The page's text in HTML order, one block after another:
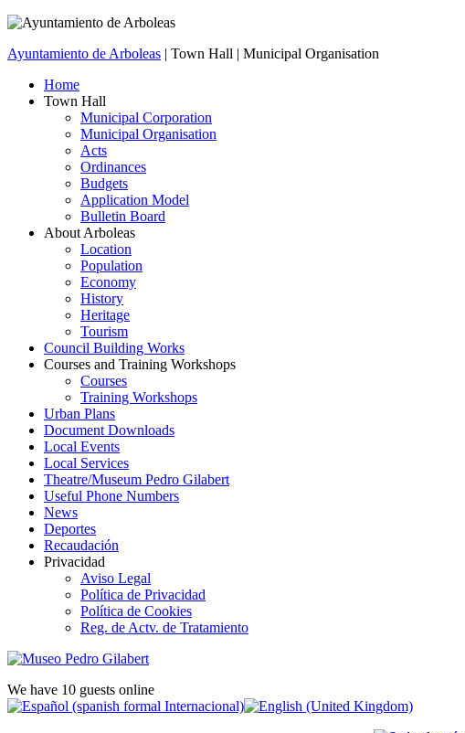
Ayuntamiento de Arboleas | Town Hall | Municipal Organisation
Home
Town Hall
Municipal Corporation
Municipal Organisation
Acts
Ordinances
Budgets
Application Model
Bulletin Board
About Arboleas
Location
Population
Economy
History
Heritage
Tourism
Council Building Works
Courses and Training Workshops
Courses
Training Workshops
Urban Plans
Document Downloads
Local Events
Local Services
Theatre/Museum Pedro Gilabert
Useful Phone Numbers
News
Deportes
Recaudación
Privacidad
Aviso Legal
Política de Privacidad
Política de Cookies
Reg. de Actv. de Tratamiento
We have 10 guests online